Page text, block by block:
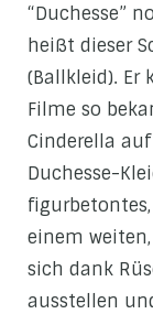
“Duchesse”
heißt dieser
(Ballkleid).
Filme so
Cinderella
Duchesse-
einem
sich dank
ausstellen